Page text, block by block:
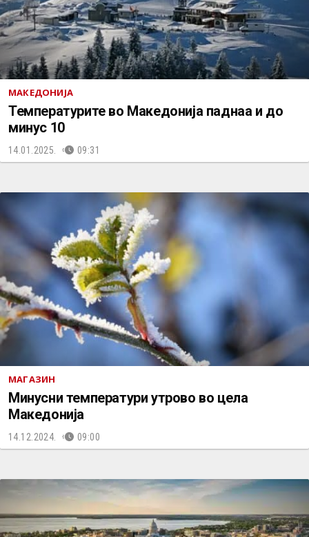
МАКЕДОНИЈА
Температурите во Македонија паднаа и до
минус 10
14.01.2025. 09:31
МАГАЗИН
Минусни температури утрово во цела
Македонија
14.12.2024. 09:00